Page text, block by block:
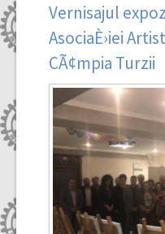
Vernisajul
AsociaÈ›iei
CÃ¢mpia Turzii